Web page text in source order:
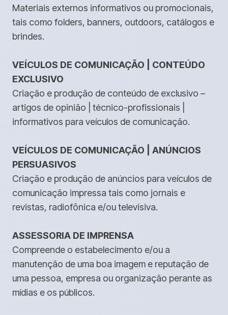
Materiais externos informativos ou promocionais,
tais como folders, banners, outdoors, catálogos e
brindes.
VEÍCULOS DE COMUNICAÇÃO | CONTEÚDO
EXCLUSIVO
Criação e produção de conteúdo de exclusivo –
artigos de opinião | técnico-profissionais |
informativos para veículos de comunicação.
VEÍCULOS DE COMUNICAÇÃO | ANÚNCIOS
PERSUASIVOS
Criação e produção de anúncios para veículos de
comunicação impressa tais como jornais e
revistas, radiofônica e/ou televisiva.
ASSESSORIA DE IMPRENSA
Compreende o estabelecimento e/ou a
manutenção de uma boa imagem e reputação de
uma pessoa, empresa ou organização perante as
mídias e os públicos.